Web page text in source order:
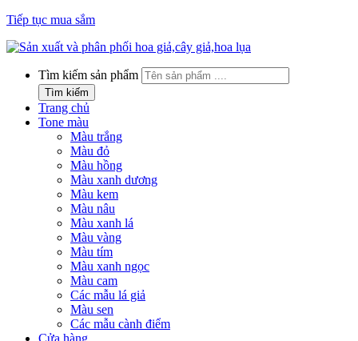
Tiếp tục mua sắm
Tìm kiếm sản phẩm
Tìm kiếm
Trang chủ
Tone màu
Màu trắng
Màu đỏ
Màu hồng
Màu xanh dương
Màu kem
Màu nâu
Màu xanh lá
Màu vàng
Màu tím
Màu xanh ngọc
Màu cam
Các mẫu lá giả
Màu sen
Các mẫu cành điểm
Cửa hàng